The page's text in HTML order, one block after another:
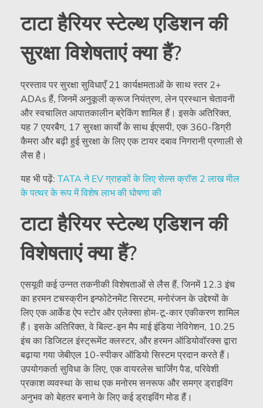
टाटा हैरियर स्टेल्थ एडिशन की
सुरक्षा विशेषताएं क्या हैं?
प्रस्ताव पर सुरक्षा सुविधाएँ 21 कार्यक्षमताओं के साथ स्तर 2+
ADAs हैं, जिनमें अनुकूली क्रूज नियंत्रण, लेन प्रस्थान चेतावनी
और स्वचालित आपातकालीन ब्रेकिंग शामिल हैं। इसके अतिरिक्त,
यह 7 एयरबैग, 17 सुरक्षा कार्यों के साथ ईएसपी, एक 360-डिग्री
कैमरा और बढ़ी हुई सुरक्षा के लिए एक टायर दबाव निगरानी प्रणाली से
लैस है।
यह भी पढ़ें: TATA ने EV ग्राहकों के लिए सेल्स क्रॉस 2 लाख मील
के पत्थर के रूप में विशेष लाभ की घोषणा की
टाटा हैरियर स्टेल्थ एडिशन की
विशेषताएं क्या हैं?
एसयूवी कई उन्नत तकनीकी विशेषताओं से लैस हैं, जिनमें 12.3 इंच
का हरमन टचस्क्रीन इन्फोटेनमेंट सिस्टम, मनोरंजन के उद्देश्यों के
लिए एक आर्केड ऐप स्टोर और एलेक्सा होम-टू-कार एकीकरण शामिल
हैं। इसके अतिरिक्त, वे बिल्ट-इन मैप माई इंडिया नेविगेशन, 10.25
इंच का डिजिटल इंस्ट्रूमेंट क्लस्टर, और हरमन ऑडियोवॉरक्स द्वारा
बढ़ाया गया जेबीएल 10-स्पीकर ऑडियो सिस्टम प्रदान करते हैं।
उपयोगकर्ता सुविधा के लिए, एक वायरलेस चार्जिंग पैड, परिवेशी
प्रकाश व्यवस्था के साथ एक मनोरम सनरूफ और समग्र ड्राइविंग
अनुभव को बेहतर बनाने के लिए कई ड्राइविंग मोड हैं।